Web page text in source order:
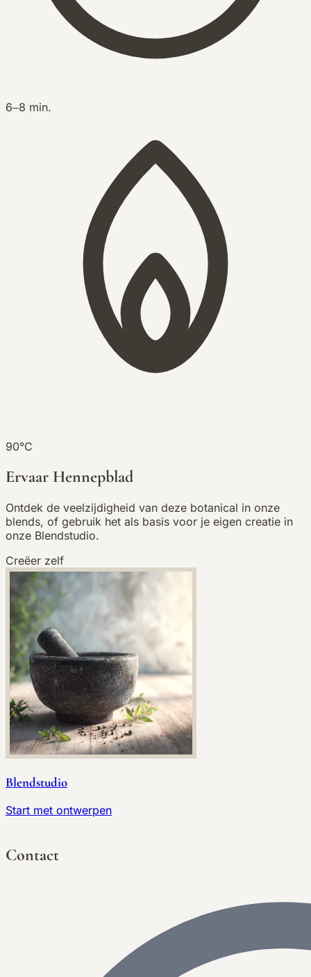
6–8 min.
90°C
Ervaar Hennepblad
Ontdek de veelzijdigheid van deze botanical in onze
blends, of gebruik het als basis voor je eigen creatie in
onze Blendstudio.
Creëer zelf
Blendstudio
Start met ontwerpen
Contact